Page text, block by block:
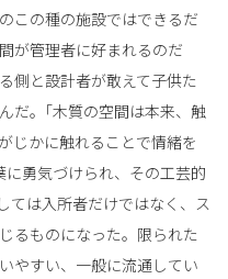
この種の施設ではできるだ
が管理者に好まれるのだ
側と設計者が敢えて子供た
だ。｢木質の空間は本来、触
じかに触れることで情緒を
勇気づけられ、その工芸的
ては入所者だけではなく、ス
るものになった。限られた
やすい、一般に流通してい